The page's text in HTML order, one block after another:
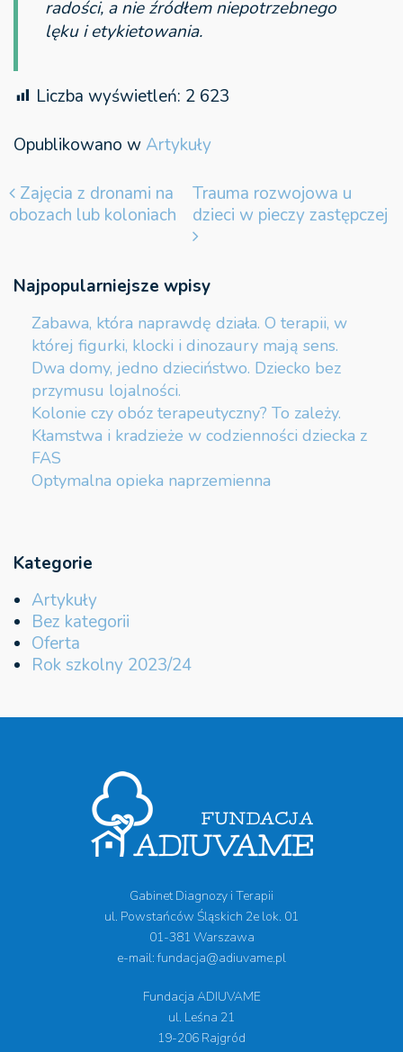
radości, a nie źródłem niepotrzebnego
lęku i etykietowania.
Liczba wyświetleń: 2 623
Opublikowano wArtykuły
Nawigacja wpisu
Zajęcia z dronami na
obozach lub koloniach
Trauma rozwojowa u
dzieci w pieczy zastępczej
Najpopularniejsze wpisy
Zabawa, która naprawdę działa. O terapii, w
której figurki, klocki i dinozaury mają sens.
Dwa domy, jedno dzieciństwo. Dziecko bez
przymusu lojalności.
Kolonie czy obóz terapeutyczny? To zależy.
Kłamstwa i kradzieże w codzienności dziecka z
FAS
Optymalna opieka naprzemienna
Kategorie
Artykuły
Bez kategorii
Oferta
Rok szkolny 2023/24
Gabinet Diagnozy i Terapii
ul. Powstańców Śląskich 2e lok. 01
01-381 Warszawa
e-mail: fundacja@adiuvame.pl
Fundacja ADIUVAME
ul. Leśna 21
19-206 Rajgród